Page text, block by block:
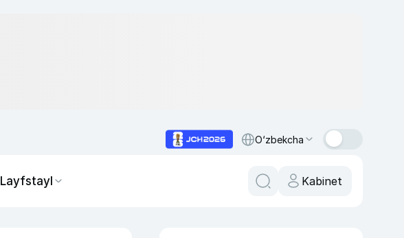
O‘zbekcha
Layfstayl Kabinet